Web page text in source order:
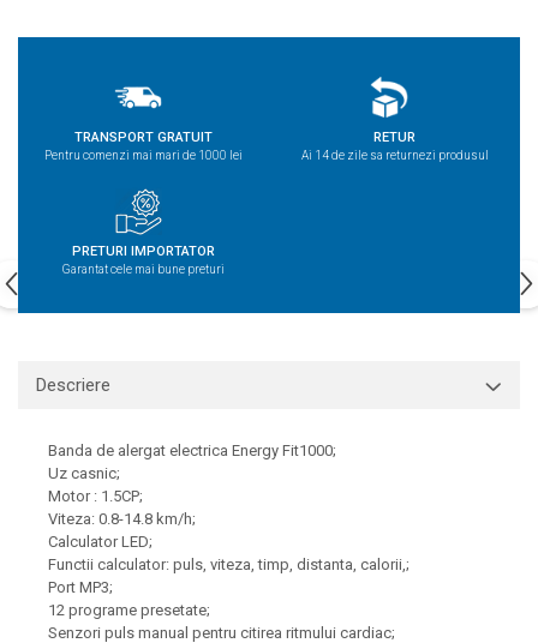
TRANSPORT GRATUIT
Pentru comenzi mai mari de 1000 lei
RETUR
Ai 14 de zile sa returnezi produsul
PRETURI IMPORTATOR
Garantat cele mai bune preturi
Descriere
Banda de alergat electrica Energy Fit1000;
Uz casnic;
Motor : 1.5CP;
Viteza: 0.8-14.8 km/h;
Calculator LED;
Functii calculator: puls, viteza, timp, distanta, calorii,;
Port MP3;
12 programe presetate;
Senzori puls manual pentru citirea ritmului cardiac;